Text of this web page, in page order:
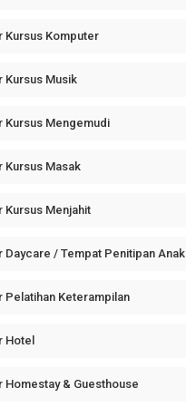
Kursus Komputer
Kursus Musik
Kursus Mengemudi
Kursus Masak
Kursus Menjahit
Daycare / Tempat Penitipan Anak
Pelatihan Keterampilan
Hotel
Homestay & Guesthouse